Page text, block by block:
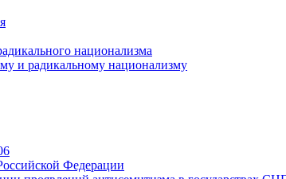
национализма
и радикальному национализму
Федерации